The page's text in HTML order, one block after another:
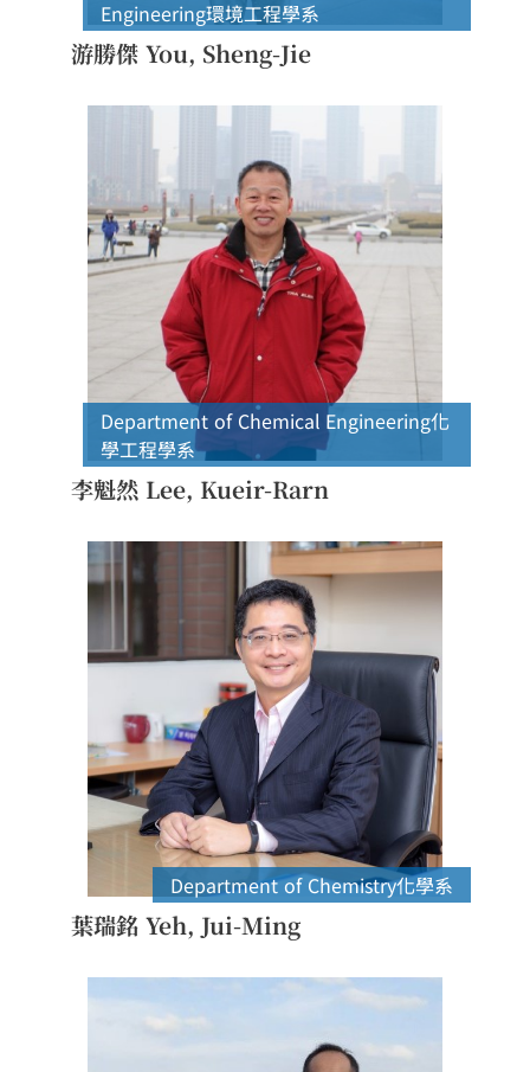
Engineering環境工程學系
游勝傑 You, Sheng-Jie
Department of Chemical Engineering化
學工程學系
李魁然 Lee, Kueir-Rarn
Department of Chemistry化學系
葉瑞銘 Yeh, Jui-Ming